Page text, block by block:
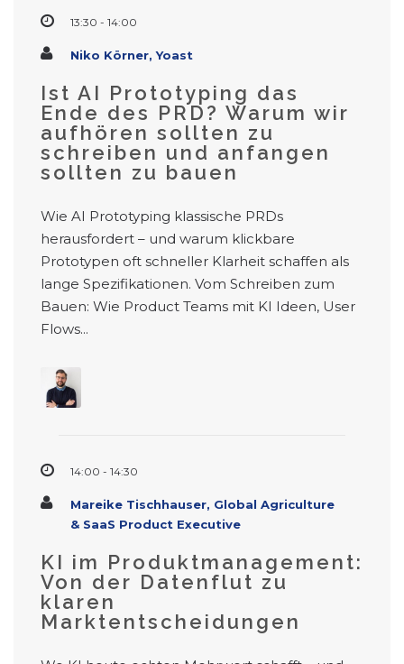
13:30 - 14:00
Niko Körner, Yoast
Ist AI Prototyping das
Ende des PRD? Warum wir
aufhören sollten zu
schreiben und anfangen
sollten zu bauen
Wie AI Prototyping klassische PRDs
herausfordert – und warum klickbare
Prototypen oft schneller Klarheit schaffen als
lange Spezifikationen. Vom Schreiben zum
Bauen: Wie Product Teams mit KI Ideen, User
Flows...
14:00 - 14:30
Mareike Tischhauser, Global Agriculture
& SaaS Product Executive
KI im Produktmanagement:
Von der Datenflut zu
klaren
Marktentscheidungen